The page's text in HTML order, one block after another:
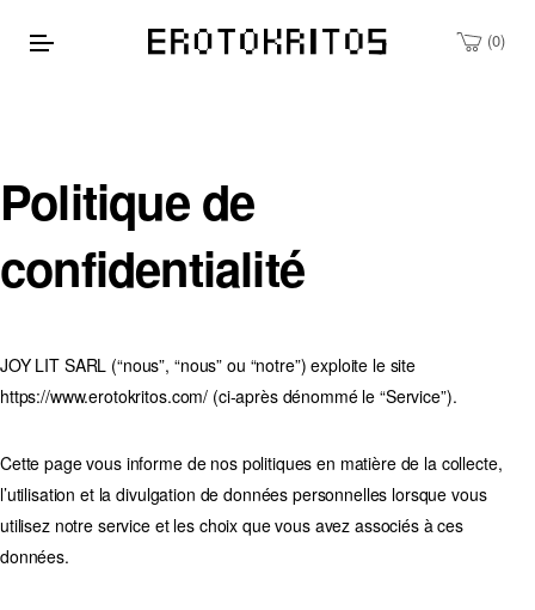
0
Politique de
confidentialité
JOY LIT SARL (“nous”, “nous” ou “notre”) exploite le site
https://www.erotokritos.com/ (ci-après dénommé le “Service”).
Cette page vous informe de nos politiques en matière de la collecte,
l’utilisation et la divulgation de données personnelles lorsque vous
utilisez notre service et les choix que vous avez associés à ces
données.